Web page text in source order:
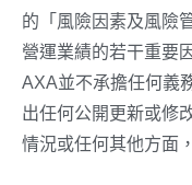
的「風險因素及風險
營運業績的若干重要
AXA並不承擔任何義
出任何公開更新或修
情況或任何其他方面